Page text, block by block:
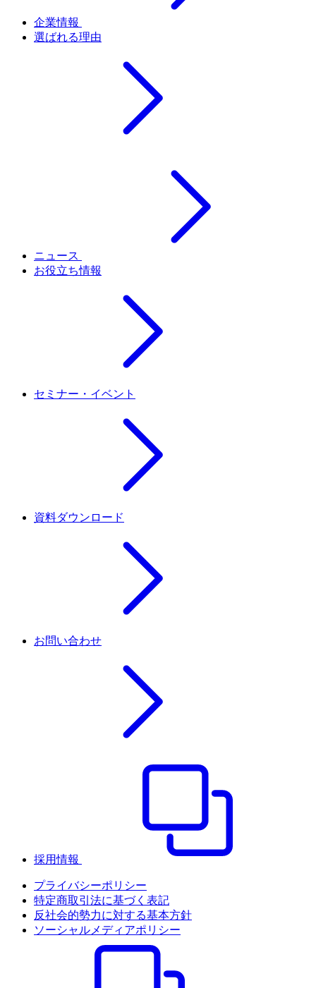
企業情報
選ばれる理由
ニュース
お役立ち情報
セミナー・イベント
資料ダウンロード
お問い合わせ
採用情報
プライバシーポリシー
特定商取引法に基づく表記
反社会的勢力に対する基本方針
ソーシャルメディアポリシー